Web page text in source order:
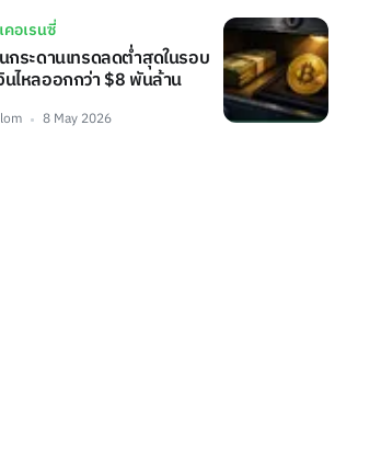
คอเรนซี่
กระดานเทรดลดต่ำสุดในรอบ
นไหลออกกว่า $8 พันล้าน
8 May 2026